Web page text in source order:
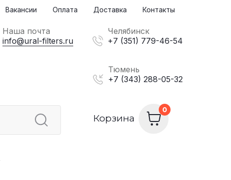
Корзина
Вакансии Оплата Доставка Контакты
Наша почта
info@ural-filters.ru
Челябинск
+7 (351) 779-46-54
Тюмень
+7 (343) 288-05-32